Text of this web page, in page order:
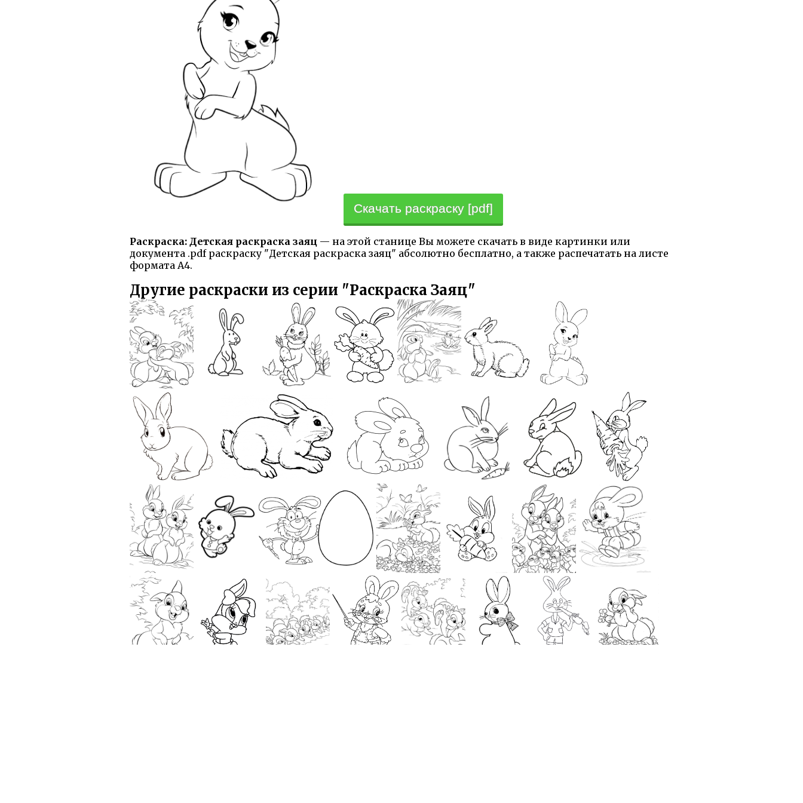
Скачать раскраску [pdf]
Раскраска: Детская раскраска заяц — на этой станице Вы можете скачать в виде картинки или
документа .pdf раскраску "Детская раскраска заяц" абсолютно бесплатно, а также распечатать на листе
формата А4.
Другие раскраски из серии "Раскраска Заяц"